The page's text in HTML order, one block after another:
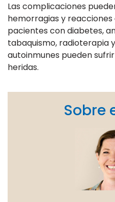
Las complicaciones
hemorragias y reacciones
pacientes con diabetes,
tabaquismo, radioterapia
autoinmunes pueden
heridas.
Sobre